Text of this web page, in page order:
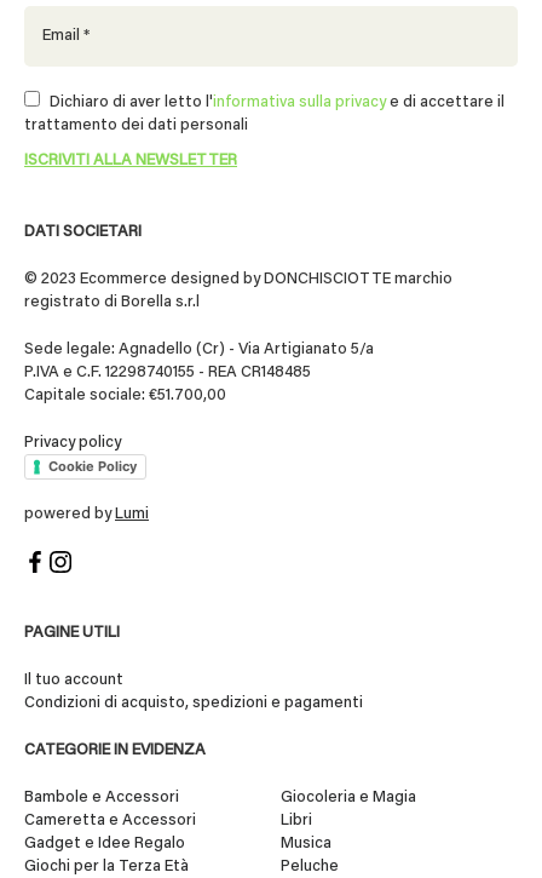
DATI SOCIETARI
© 2023 Ecommerce designed by DONCHISCIOTTE marchio
registrato di Borella s.r.l
Sede legale: Agnadello (Cr) - Via Artigianato 5/a
P.IVA e C.F. 12298740155 - REA CR148485
Capitale sociale: €51.700,00
Privacy policy
Cookie Policy
powered by Lumi
PAGINE UTILI
Il tuo account
Condizioni di acquisto, spedizioni e pagamenti
CATEGORIE IN EVIDENZA
Bambole e Accessori
Cameretta e Accessori
Gadget e Idee Regalo
Giochi per la Terza Età
Giocoleria e Magia
Libri
Musica
Peluche
Dichiaro di aver letto l'informativa sulla privacye di accettare il
trattamento dei dati personali